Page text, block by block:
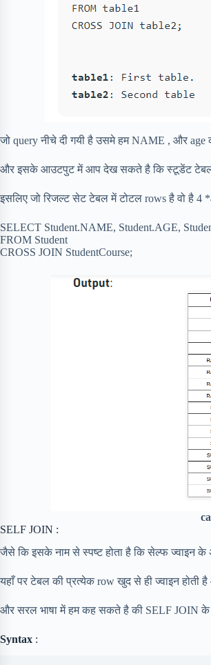
जो query नीचे दी गयी है उसमे हम NAME , और
और इसके आउटपुट में आप देख सकते है कि स्टूडेंट टेबल
इसलिए जो रिजल्ट सेट टेबल में टोटल rows है वो है 4
SELECT Student.NAME, Student.AGE,
FROM Student
CROSS JOIN StudentCourse;
SELF JOIN :
जैसे कि इसके नाम से स्पष्ट होता है कि सेल्फ ज्वाइन
यहाँ पर टेबल की प्रत्येक row खुद से ही ज्वाइन होती
और सरल भाषा में हम कह सकते है की SELF JOIN के
Syntax :